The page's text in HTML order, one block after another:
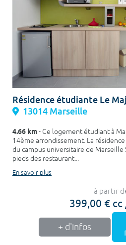
Résidence étudiante Le
13014 Marseille
4.66 km- Ce logement étudiant à
14ème arrondissement. La
du campus universitaire de Marseille
pieds des restaurant...
En savoir plus
à partir
399,00 € cc
+ d'infos